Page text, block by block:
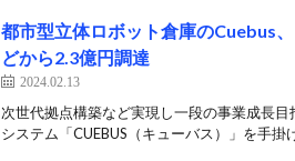
都市型立体ロボット倉庫のCuebus
どから2.3億円調達
2024.02.13
次世代拠点構築など実現し一段の事業成長
システム「CUEBUS（キューバス）」を手掛